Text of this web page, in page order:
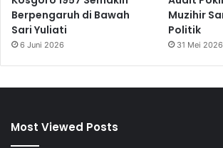
Berpengaruh di Bawah
Sari Yuliati
6 Juni 2026
Muzihir
Politik
31 Mei 2026
Most Viewed Posts